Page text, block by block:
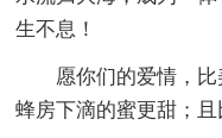
生不息！
愿你们的爱情，
蜂房下滴的蜜更甜；且